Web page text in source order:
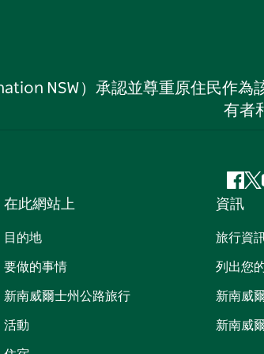
NSW）承認並尊重原住民作
有者
嘰
喳
喳
在此網站上
目的地
要做的事情
新南威爾士州公路旅行
活動
資訊
旅行資
列出您
新南威
新南威